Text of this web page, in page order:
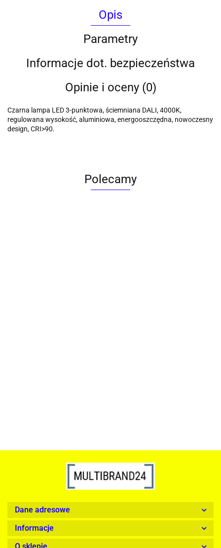
Opis
Parametry
Informacje dot. bezpieczeństwa
Opinie i oceny (0)
Czarna lampa LED 3-punktowa, ściemniana DALI, 4000K,
regulowana wysokość, aluminiowa, energooszczędna, nowoczesny
design, CRI>90.
Polecamy
Dane adresowe
Informacje